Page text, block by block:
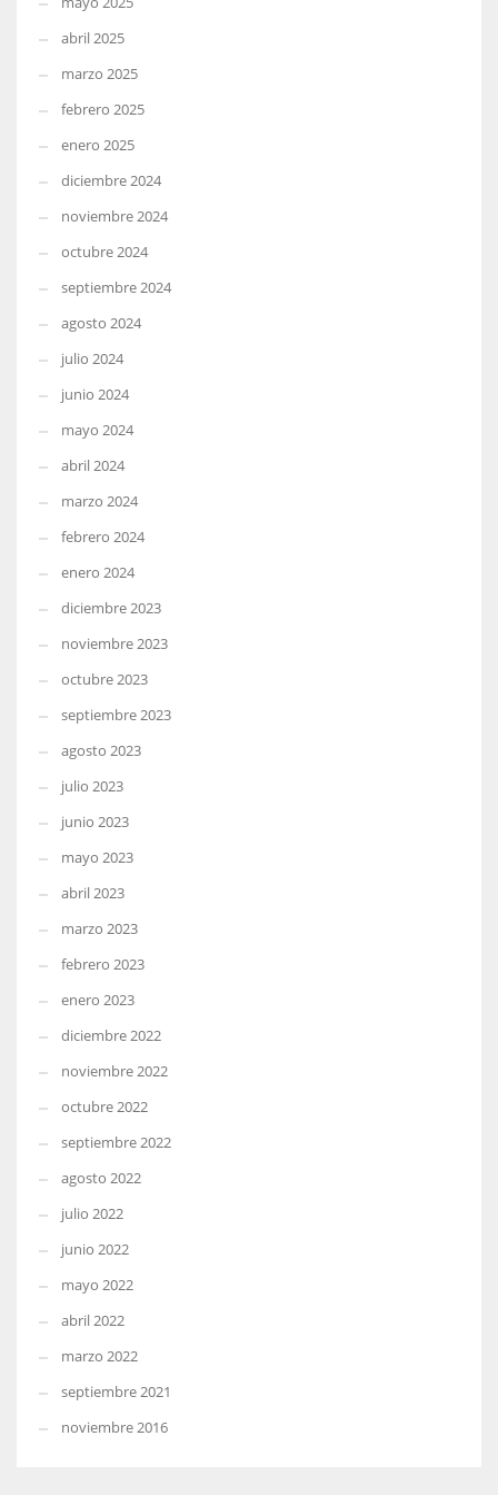
abril 2025
marzo 2025
febrero 2025
enero 2025
diciembre 2024
noviembre 2024
octubre 2024
septiembre 2024
agosto 2024
julio 2024
junio 2024
mayo 2024
abril 2024
marzo 2024
febrero 2024
enero 2024
diciembre 2023
noviembre 2023
octubre 2023
septiembre 2023
agosto 2023
julio 2023
junio 2023
mayo 2023
abril 2023
marzo 2023
febrero 2023
enero 2023
diciembre 2022
noviembre 2022
octubre 2022
septiembre 2022
agosto 2022
julio 2022
junio 2022
mayo 2022
abril 2022
marzo 2022
septiembre 2021
noviembre 2016